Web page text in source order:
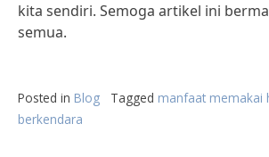
kita sendiri. Semoga artikel ini
semua.
Posted in Blog Tagged manfaat memakai
berkendara